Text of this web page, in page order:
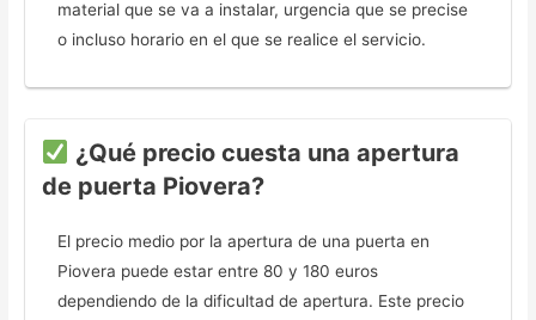
material que se va a instalar, urgencia que se precise
o incluso horario en el que se realice el servicio.
¿Qué precio cuesta una apertura
de puerta Piovera?
El precio medio por la apertura de una puerta en
Piovera puede estar entre 80 y 180 euros
dependiendo de la dificultad de apertura. Este precio